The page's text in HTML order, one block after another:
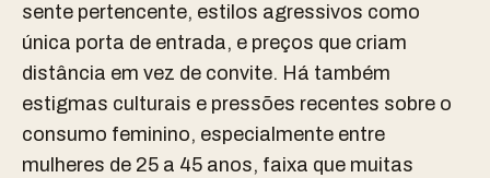
sente pertencente, estilos agressivos como
única porta de entrada, e preços que criam
distância em vez de convite. Há também
estigmas culturais e pressões recentes sobre o
consumo feminino, especialmente entre
mulheres de 25 a 45 anos, faixa que muitas